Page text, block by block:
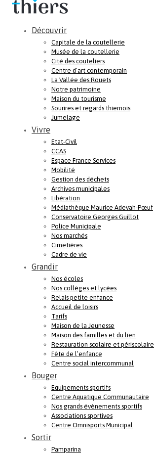
Découvrir
Capitale de la coutellerie
Musée de la coutellerie
Cité des couteliers
Centre d’art contemporain
La Vallée des Rouets
Notre patrimoine
Maison du tourisme
Sourires et regards thiernois
Jumelage
Vivre
Etat-Civil
CCAS
Espace France Services
Mobilité
Gestion des déchets
Archives municipales
Libération
Médiathèque Maurice Adevah-Pœuf
Conservatoire Georges Guillot
Police Municipale
Nos marchés
Cimetières
Cadre de vie
Grandir
Nos écoles
Nos collèges et lycées
Relais petite enfance
Accueil de loisirs
Tarifs
Maison de la Jeunesse
Maison des familles et du lien
Restauration scolaire et périscolaire
Fête de l’enfance
Centre social intercommunal
Bouger
Equipements sportifs
Centre Aquatique Communautaire
Nos grands évènements sportifs
Associations sportives
Centre Omnisports Municipal
Sortir
Pamparina